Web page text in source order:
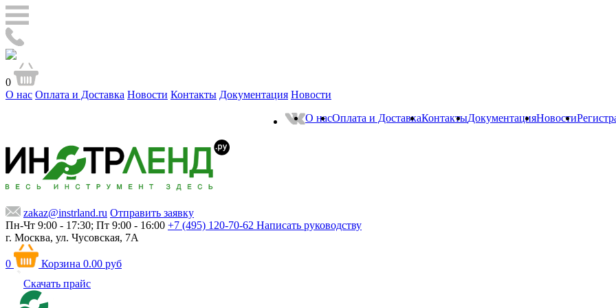
0
О нас Оплата и Доставка Новости Контакты Документация Новости
О насОплата и ДоставкаКонтактыДокументацияНовости
zakaz@instrland.ru Отправить заявку
Пн-Чт 9:00 - 17:30; Пт 9:00 - 16:00 +7 (495) 120-70-62 Написать руководству
г. Москва, ул. Чусовская, 7А
0 Корзина 0.00 руб
Скачать прайс